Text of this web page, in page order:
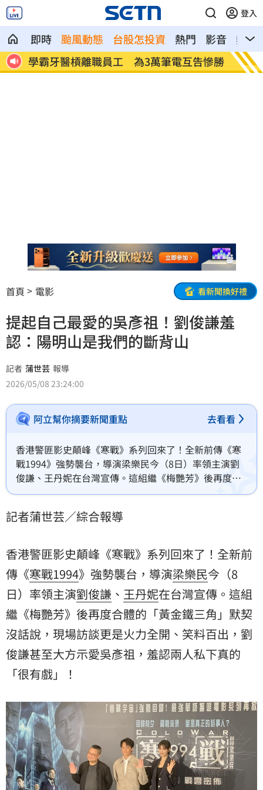
登入
即時 颱風動態 台股怎投資 熱門 影音
熱搜
風
學霸牙醫槓離職員工 為3萬筆電互告慘勝 俄羅
首頁 電影 看新聞換好禮
提起自己最愛的吳彥祖！劉俊謙羞
認：陽明山是我們的斷背山
記者 蒲世芸 報導
2026/05/08 23:24:00
阿立幫你摘要新聞重點 去看看
香港警匪影史顛峰《寒戰》系列回來了！全新前傳《寒
戰1994》強勢襲台，導演梁樂民今（8日）率領主演劉
俊謙、王丹妮在台灣宣傳。這組繼《梅艷芳》後再度合
體的「黃金鐵三角」默契沒話說，現場訪談更是火力全
私下真的「很有戲」！
記者蒲世芸／綜合報導
香港警匪影史顛峰《寒戰》系列回來了！全新前
傳《寒戰1994》強勢襲台，導演梁樂民今（8
日）率領主演劉俊謙 、 王丹妮在台灣宣傳。這組
繼《梅艷芳》後再度合體的「黃金鐵三角」默契
沒話說，現場訪談更是火力全開、笑料百出，劉
俊謙甚至大方示愛吳彥祖，羞認兩人私下真的
「很有戲」！